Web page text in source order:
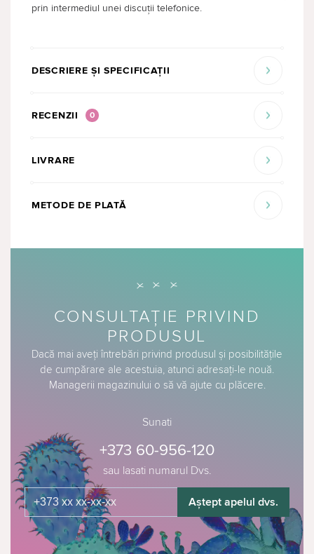
prin intermediul unei discuții telefonice.
DESCRIERE ȘI SPECIFICAȚII
RECENZII 0
LIVRARE
METODE DE PLATĂ
CONSULTAȚIE PRIVIND
PRODUSUL
Dacă mai aveți întrebări privind produsul și posibilitățile
de cumpărare ale acestuia, atunci adresați-le nouă.
Managerii magazinului o să vă ajute cu plăcere.
Sunati
sau lasati numarul Dvs.
+373 60-956-120
Aștept apelul dvs.